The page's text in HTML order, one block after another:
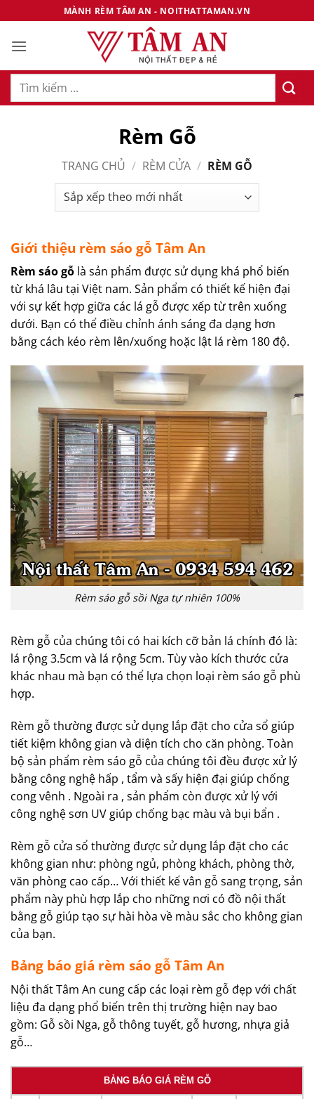
qua
nội
MÀNH RÈM TÂM AN - NOITHATTAMAN.VN
Tìm
Rèm Gỗ
TRANG CHỦ / RÈM CỬA / RÈM GỖ
Giới thiệu rèm sáo gỗ Tâm An
Rèm sáo gỗ là sản phẩm được sử dụng khá phổ biến
từ khá lâu tại Việt nam. Sản phẩm có thiết kế hiện đại
với sự kết hợp giữa các lá gỗ được xếp từ trên xuống
dưới. Bạn có thể điều chỉnh ánh sáng đa dạng hơn
bằng cách kéo rèm lên/xuống hoặc lật lá rèm 180 độ.
Rèm sáo gỗ sồi Nga tự nhiên 100%
Rèm gỗ của chúng tôi có hai kích cỡ bản lá chính đó là:
lá rộng 3.5cm và lá rộng 5cm. Tùy vào kích thước cửa
khác nhau mà bạn có thể lựa chọn loại rèm sáo gỗ phù
hợp.
Rèm gỗ thường được sử dụng lắp đặt cho cửa sổ giúp
tiết kiệm không gian và diện tích cho căn phòng. Toàn
bộ sản phẩm rèm sáo gỗ của chúng tôi đều được xử lý
bằng công nghệ hấp , tẩm và sấy hiện đại giúp chống
cong vênh . Ngoài ra , sản phẩm còn được xử lý với
công nghệ sơn UV giúp chống bạc màu và bụi bẩn .
Rèm gỗ cửa sổ thường được sử dụng lắp đặt cho các
không gian như: phòng ngủ, phòng khách, phòng thờ,
văn phòng cao cấp… Với thiết kế vân gỗ sang trọng, sản
phẩm này phù hợp lắp cho những nơi có đồ nội thất
bằng gỗ giúp tạo sự hài hòa về màu sắc cho không gian
của bạn.
Bảng báo giá rèm sáo gỗ Tâm An
Nội thất Tâm An cung cấp các loại rèm gỗ đẹp với chất
liệu đa dạng phổ biến trên thị trường hiện nay bao
gồm: Gỗ sồi Nga, gỗ thông tuyết, gỗ hương, nhựa giả
gỗ…
BẢNG BÁO GIÁ RÈM GỖ